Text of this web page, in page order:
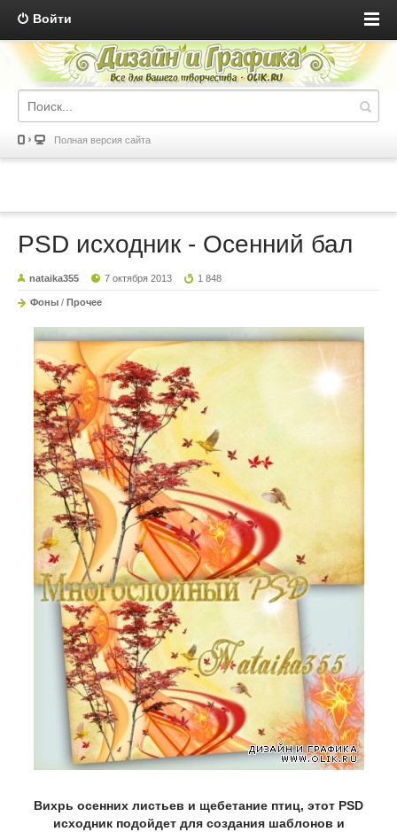
Войти
Полная версия сайта
PSD исходник - Осенний бал
nataika355 7 октября 2013 1 848
Фоны / Прочее
Вихрь осенних листьев и щебетание птиц, этот PSD
исходник подойдет для создания шаблонов и